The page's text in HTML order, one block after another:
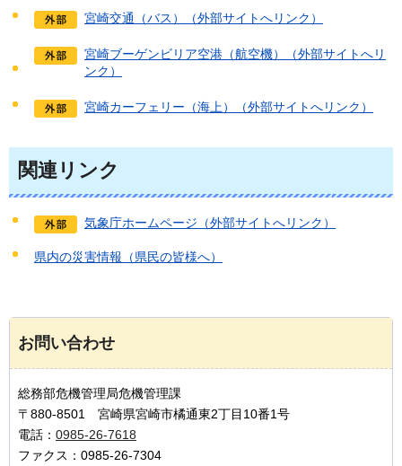
宮崎交通（バス）（外部サイトへリンク）
宮崎ブーゲンビリア空港（航空機）（外部サイトへリ
ンク）
宮崎カーフェリー（海上）（外部サイトへリンク）
関連リンク
気象庁ホームページ（外部サイトへリンク）
県内の災害情報（県民の皆様へ）
お問い合わせ
総務部危機管理局危機管理課
〒880-8501 宮崎県宮崎市橘通東2丁目10番1号
電話： 0985-26-7618
ファクス：0985-26-7304